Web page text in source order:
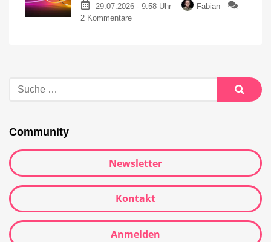
29.07.2026 - 9:58 Uhr
Fabian
2 Kommentare
Community
Newsletter
Kontakt
Anmelden